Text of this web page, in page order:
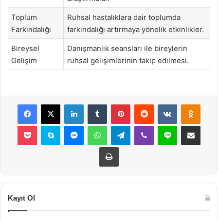
Toplum
Farkındalığı
Ruhsal hastalıklara dair toplumda
farkındalığı artırmaya yönelik etkinlikler.
Bireysel
Gelişim
Danışmanlık seansları ile bireylerin
ruhsal gelişimlerinin takip edilmesi.
Facebook
X LinkedInTumblr PinterestReddit VKontakte
Pocket Skype MessengerWhatsAppTelegramViber Line E-Posta ile
Yazdır
Kayıt Ol